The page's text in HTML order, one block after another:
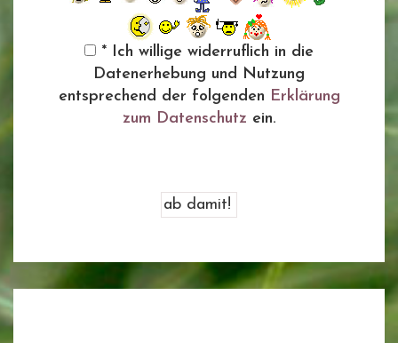
* Ich willige widerruflich in die
Datenerhebung und Nutzung
entsprechend der folgenden Erklärung
zum Datenschutz ein.